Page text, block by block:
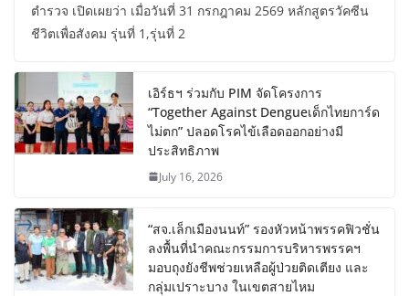
ตำรวจ เปิดเผยว่า เมื่อวันที่ 31 กรกฎาคม 2569 หลักสูตรวัคซีน
ชีวิตเพื่อสังคม รุ่นที่ 1,รุ่นที่ 2
เอิร์ธฯ ร่วมกับ PIM จัดโครงการ
“Together Against Dengueเด็กไทยการ์ด
ไม่ตก” ปลอดโรคไข้เลือดออกอย่างมี
ประสิทธิภาพ
July 16, 2026
“สจ.เล็กเมืองนนท์” รองหัวหน้าพรรคฟิวชั่น
ลงพื้นที่นำคณะกรรมการบริหารพรรคฯ
มอบถุงยังชีพช่วยเหลือผู้ป่วยติดเตียง และ
กลุ่มเปราะบาง ในเขตสายไหม